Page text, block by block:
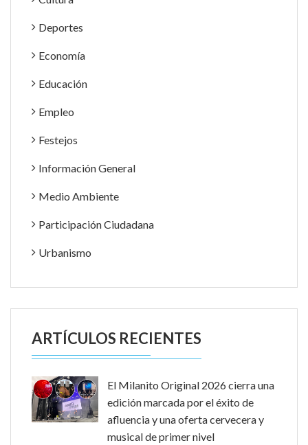
Deportes
Economía
Educación
Empleo
Festejos
Información General
Medio Ambiente
Participación Ciudadana
Urbanismo
ARTÍCULOS RECIENTES
El Milanito Original 2026 cierra una
edición marcada por el éxito de
afluencia y una oferta cervecera y
musical de primer nivel